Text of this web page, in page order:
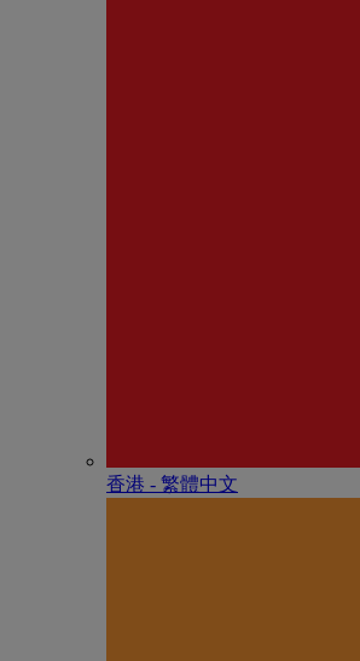
香港 - 繁體中文